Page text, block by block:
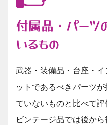
付属品・パーツ
いるもの
武器・装備品・台座・
ットであるべきパーツ
ていないものと比べて
ビンテージ品では後か